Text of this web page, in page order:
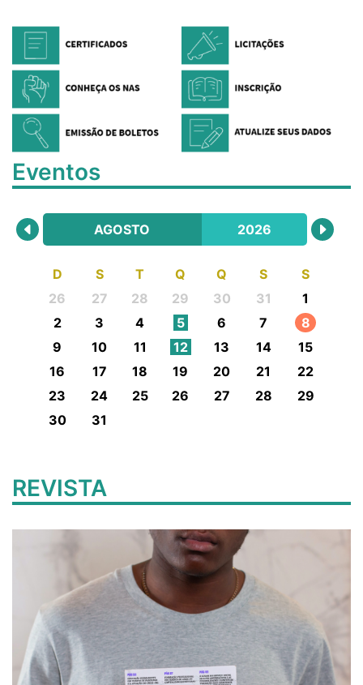
Eventos
AGOSTO 2026
D S T Q Q S
S
26
27 28 29 30 31
1
2
3 4 5 6 7
8
9
10 11 12 13 14
15
16
17 18 19 20 21
22
23
24 25 26 27 28
29
30
31
REVISTA